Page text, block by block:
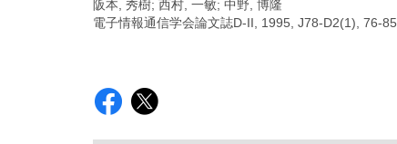
阪本, 秀樹; 西村, 一敏; 中野, 博隆
電子情報通信学会論文誌D-II, 1995, J78-D2(1), 76-85